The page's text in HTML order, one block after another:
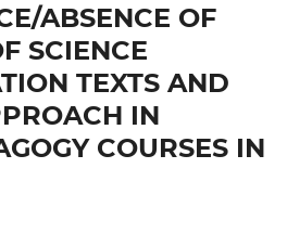
ABSENCE OF
SCIENCE
TEXTS AND
IN
COURSES IN